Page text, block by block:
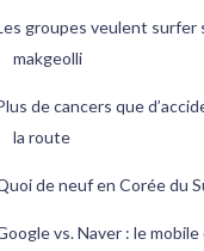
groupes veulent surfer
makgeolli
de cancers que
la route
de neuf en Corée du
vs. Naver : le